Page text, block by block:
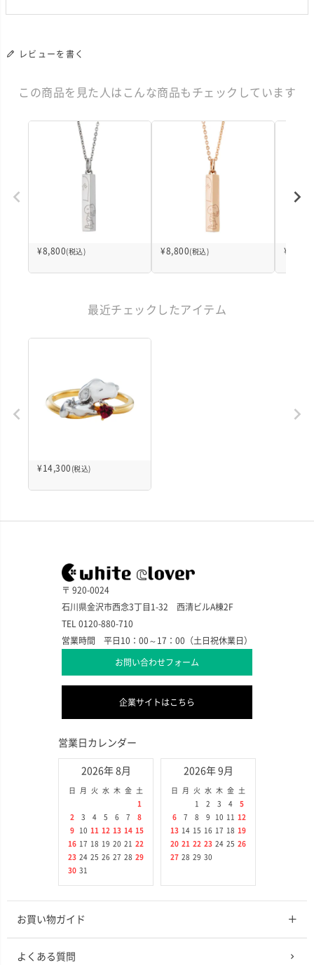
レビューを書く
この商品を見た人はこんな商品もチェックしています
¥8,800 (税込) ¥8,800 (税込) ¥
最近チェックしたアイテム
¥ 14,300 (税込)
〒 920-0024
石川県金沢市西念3丁目1-32 西清ビルA棟2F
TEL 0120-880-710
営業時間 平日10：00～17：00（土日祝休業日）
お問い合わせフォーム
企業サイトはこちら
営業日カレンダー
2026年 8月
日 月 火 水 木 金
土
1
2
3 4 5 6 7
8
9
10 11 12 13 14 15
16 17 18 19 20 21
22
23 24 25 26 27 28 29
30 31
2026年 9月
日 月 火 水 木 金
土
1
2 3 4
5
6
7 8 9 10 11
12
13 14 15 16 17 18 19
20 21 22 23 24 25 26
27 28 29 30
お買い物ガイド
よくある質問